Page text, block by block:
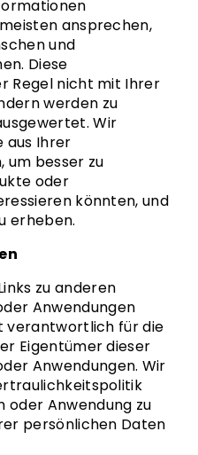
ansprechen,
und
Diese
Regel nicht mit Ihrer
werden zu
Wir
aus Ihrer
um besser zu
oder
könnten, und
erheben.
zu anderen
Anwendungen
verantwortlich für die
Eigentümer dieser
Anwendungen. Wir
Anwendung zu
persönlichen Daten